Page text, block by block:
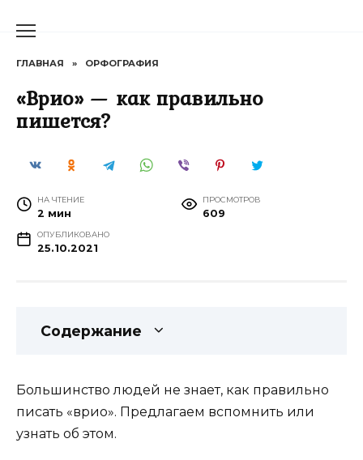
ГЛАВНАЯ » ОРФОГРАФИЯ
«Врио» — как правильно
пишется?
НА ЧТЕНИЕ
2 мин
ПРОСМОТРОВ
609
ОПУБЛИКОВАНО
25.10.2021
Содержание
Большинство людей не знает, как правильно
писать «врио». Предлагаем вспомнить или
узнать об этом.